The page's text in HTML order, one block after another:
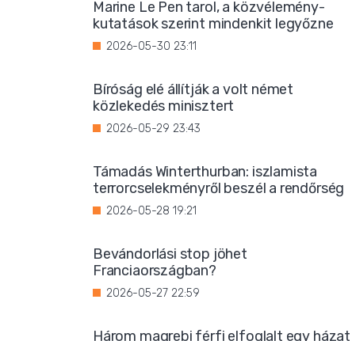
Marine Le Pen tarol, a közvélemény-
kutatások szerint mindenkit legyőzne
2026-05-30 23:11
Bíróság elé állítják a volt német
közlekedés minisztert
2026-05-29 23:43
Támadás Winterthurban: iszlamista
terrorcselekményről beszél a rendőrség
2026-05-28 19:21
Bevándorlási stop jöhet
Franciaországban?
2026-05-27 22:59
Három magrebi férfi elfoglalt egy házat